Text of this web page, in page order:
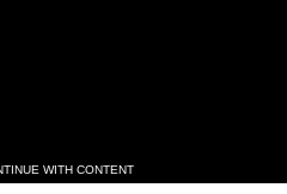
WITH CONTENT